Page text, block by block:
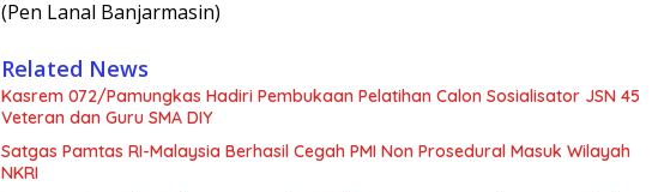
(Pen Lanal Banjarmasin)
Related News
Kasrem 072/Pamungkas Hadiri Pembukaan Pelatihan Calon Sosialisator JSN 45
Veteran dan Guru SMA DIY
Satgas Pamtas RI-Malaysia Berhasil Cegah PMI Non Prosedural Masuk Wilayah
NKRI